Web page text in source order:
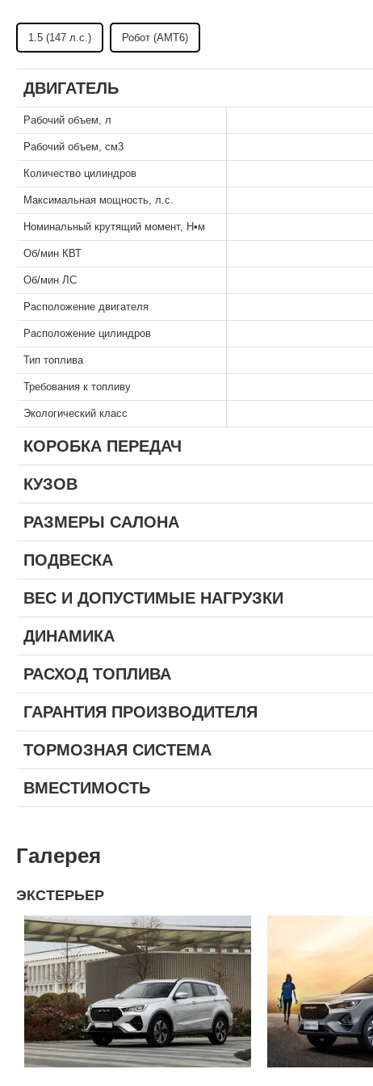
1.5 (147 л.с.) Робот (AMT6)
ДВИГАТЕЛЬ
Рабочий объем, л
Рабочий объем, см3
Количество цилиндров
Максимальная мощность, л.с.
Номинальный крутящий момент, Н•м
Об/мин КВТ
Об/мин ЛС
Расположение двигателя
Расположение цилиндров
Тип топлива
Требования к топливу
Экологический класс
КОРОБКА ПЕРЕДАЧ
КУЗОВ
РАЗМЕРЫ САЛОНА
ПОДВЕСКА
ВЕС И ДОПУСТИМЫЕ НАГРУЗКИ
ДИНАМИКА
РАСХОД ТОПЛИВА
ГАРАНТИЯ ПРОИЗВОДИТЕЛЯ
ТОРМОЗНАЯ СИСТЕМА
ВМЕСТИМОСТЬ
Галерея
ЭКСТЕРЬЕР